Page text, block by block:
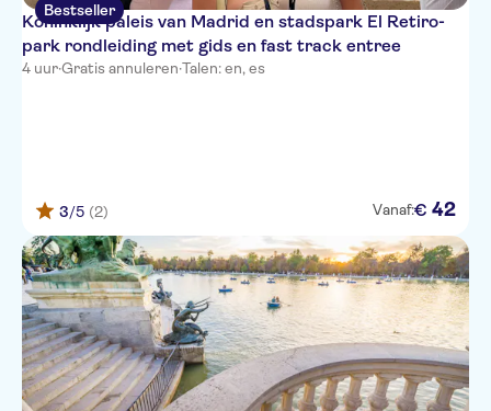
Bestseller
Koninklijk paleis van Madrid en stadspark El Retiro-
park rondleiding met gids en fast track entree
4 uur·Gratis annuleren·Talen: en, es
3/5 (2) Vanaf:€ 42